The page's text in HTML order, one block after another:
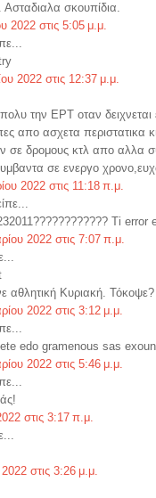
Ασταδιαλα σκουπίδια.
2022 στις 5:05 μ.μ.
2022 στις 12:37 μ.μ.
την ΕΡΤ οταν δειχνεται
απο ασχετα περιστατικα
σε δρομους κτλ απο αλλα
σε ενεργο
2022 στις 11:18 π.μ.
Ti error
2022 στις 7:07 π.μ.
αθλητική Κυριακή. Τόκοψε?
2022 στις 3:12 μ.μ.
edo gramenous sas
2022 στις 5:46 μ.μ.
στις 3:17 π.μ.
στις 3:26 μ.μ.